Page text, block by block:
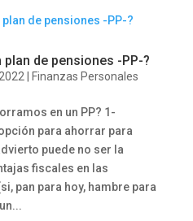
de pensiones -PP-?
Finanzas Personales
en un PP? 1-
para ahorrar para
puede no ser la
fiscales en las
pan para hoy, hambre para